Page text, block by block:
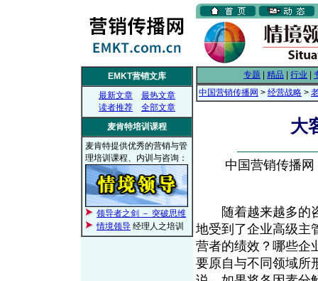
EMKT营销文库
最新文章
最热文章
读者推荐
全部文章
麦肯特培训课程
麦肯特提供优秀的营销与管
理培训课程、内训与咨询：
领导者之剑 － 突破思维
情境领导 经理人之培训
专题 精品 行业
中国营销传播网 > 经营战略 >
大
中国营销传播
随着越来越多的咨
地受到了企业高级主
营者的绩效？哪些企
要原自与不同领域所